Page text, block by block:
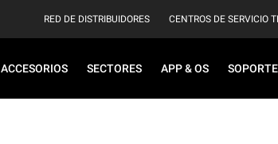
RED DE DISTRIBUIDORES CENTROS DE SERVICIO
ACCESORIOS SECTORES APP & OS SOPORTE